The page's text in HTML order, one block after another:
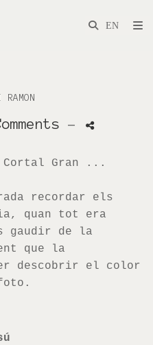
-
Cortal Gran ...
recordar els
quan tot era
gaudir de la
que la
descobrir el color